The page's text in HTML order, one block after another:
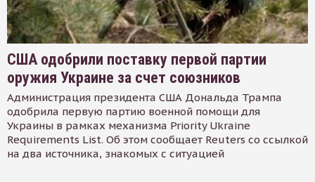
США одобрили поставку первой партии
оружия Украине за счет союзников
Администрация президента США Дональда Трампа
одобрила первую партию военной помощи для
Украины в рамках механизма Priority Ukraine
Requirements List. Об этом сообщает Reuters со ссылкой
на два источника, знакомых с ситуацией